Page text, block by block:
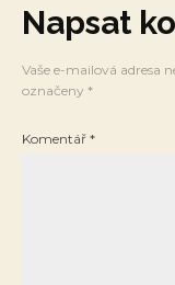
Napsat
Vaše e-mailová adresa
označeny *
Komentář *